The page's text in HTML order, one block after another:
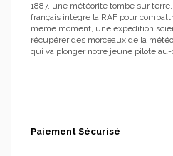
1887, une météorite tombe sur
français intègre la RAF pour
même moment, une expédition
récupérer des morceaux de la
qui va plonger notre jeune pilote
Paiement Sécurisé